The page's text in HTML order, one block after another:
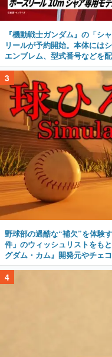
『機動戦士ガンダム』の「
リールが予約開始。本体には
エンブレム、型式番号などを
3
野球部の過酷な“補欠”を体験
件」のウィッシュリストをも
グダム・カム』開発元やチェ
4